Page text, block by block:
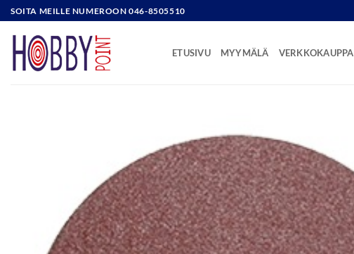
Skip
to
content
SOITA MEILLE NUMEROON 046-8505510
ETUSIVU MYYMÄLÄ VERKKOKAUPPA